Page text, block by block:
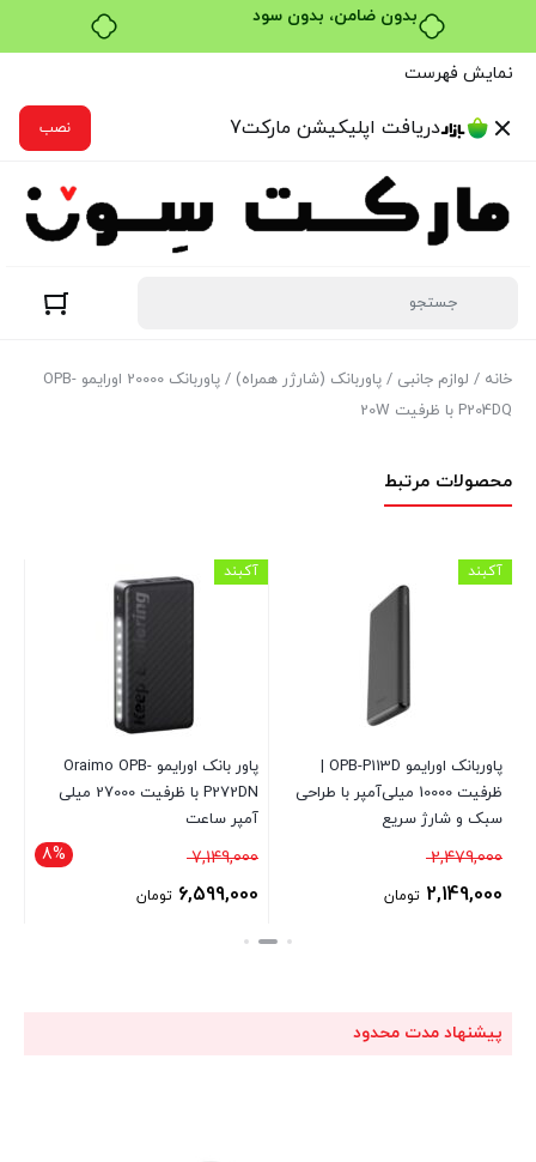
خرید قسطی با ترب‌پی
نمایش فهرست
دریافت اپلیکیشن مارکت7 نصب
خانه / لوازم جانبی / پاوربانک (شارژر همراه)
/ پاوربانک 20000 اورایمو OPB-
P204DQ با ظرفیت 20W
محصولات مرتبط
پاوربانک اورایمو OPB-P113D |
ظرفیت 10000 میلی‌آمپر با طراحی
سبک و شارژ سریع
2,479,000قیمت
اصلی 2,149,000 تومان
است.
آکبند
پاور بانک اورایمو Oraimo OPB-
P272DN با ظرفیت 27000 میلی
آمپر ساعت
8% 7,149,000قیمت
اصلی6,599,000 تومان
آکبند
پیشنهاد مدت محدود